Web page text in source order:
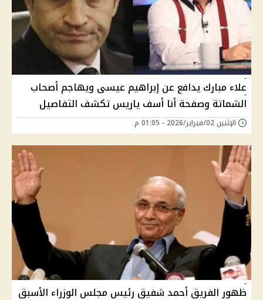
علاء مبارك يدافع عن إبراهيم عيسى ويهاجم أصحاب
الشماتة وصفحة أنا أسف ياريس تكشف التفاصيل
الإثنين 02/فبراير/2026 - 01:05 م
ظهور الفريق أحمد شفيق رئيس مجلس الوزراء الأسبق